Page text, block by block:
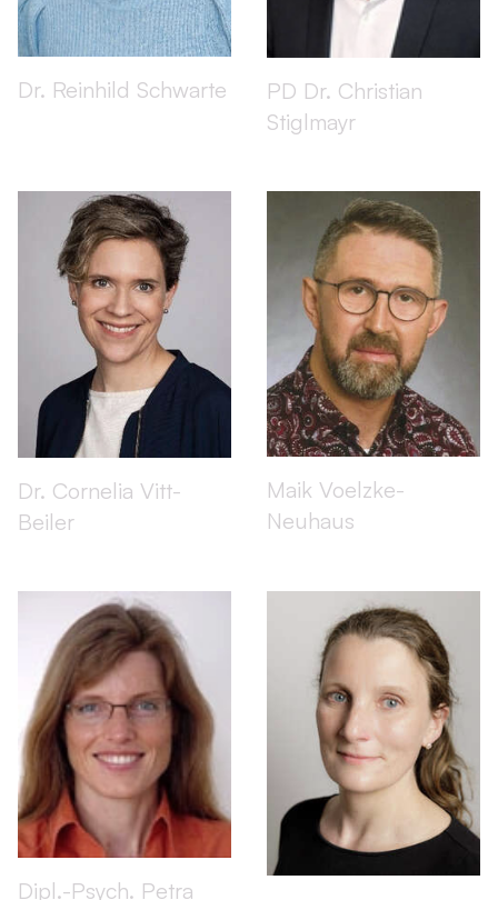
Dr. Reinhild Schwarte
PD Dr. Christian
Stiglmayr
Dr. Cornelia Vitt-
Beiler
Maik Voelzke-
Neuhaus
Dipl.-Psych. Petra